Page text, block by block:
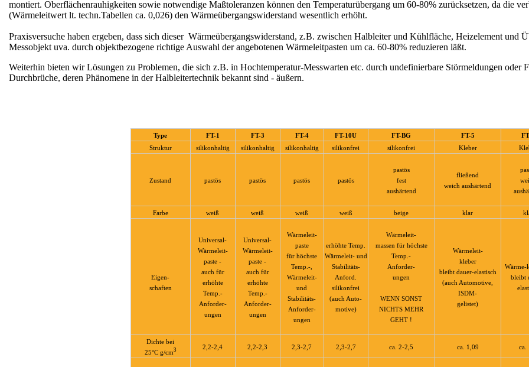
montiert. Oberflächenrauhigkeiten sowie notwendige Maßtoleranzen können den Temperaturübergang um 60-80% zurücksetzen, da die
(Wärmeleitwert lt. techn.Tabellen ca. 0,026) den Wärmeübergangswiderstand wesentlich erhöht.
Praxisversuche haben ergeben, dass sich dieser Wärmeübergangswiderstand, z.B. zwischen Halbleiter und Kühlfläche, Heizelement und
Messobjekt uva. durch objektbezogene richtige Auswahl der angebotenen Wärmeleitpasten um ca. 60-80% reduzieren läßt.
Weiterhin bieten wir Lösungen zu Problemen, die sich z.B. in Hochtemperatur-Messwarten etc. durch undefinierbare Störmeldungen oder
Durchbrüche, deren Phänomene in der Halbleitertechnik bekannt sind - äußern.
Type FT-1 FT-3 FT-4 FT-10U FT-BG FT-5
Struktur
silikonhaltig silikonhaltig silikonhaltig silikonfrei silikonfrei Kleber
Zustand pastös pastös pastös pastös
pastös
fest
aushärtend
fließend
weich aushärtend
Farbe weiß weiß weiß weiß beige klar
Eigen-
schaften
Universal-
Wärmeleit-
paste -
auch für
erhöhte
Temp.-
Anforder-
ungen
Universal-
Wärmeleit-
paste -
auch für
erhöhte
Temp.-
Anforder-
ungen
Wärmeleit-
paste
für höchste
Temp.-,
Wärmeleit-
und
Stabilitäts-
Anforder-
ungen
erhöhte Temp.
Wärmeleit- und
Stabilitäts-
Anford.
silikonfrei
(auch Auto-
motive)
Wärmeleit-
massen für höchste
Temp.-
Anforder-
ungen
WENN SONST
NICHTS MEHR
GEHT !
Wärmeleit-
kleber
bleibt dauer-elastisch
(auch Automotive,
ISDM-
gelistet)
Wärme-
bleibt
Dichte bei
25°C g/cm3 2,2-2,4 2,2-2,3 2,3-2,7 2,3-2,7 ca. 2-2,5 ca. 1,09 ca.